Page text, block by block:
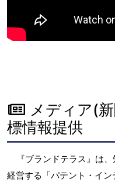
メディア(
標情報提供
『ブランドテラス』は
経営する「パテント・イ